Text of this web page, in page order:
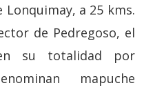
Lonquimay, a 25 kms.
de Pedregoso, el
su totalidad por
mapuche